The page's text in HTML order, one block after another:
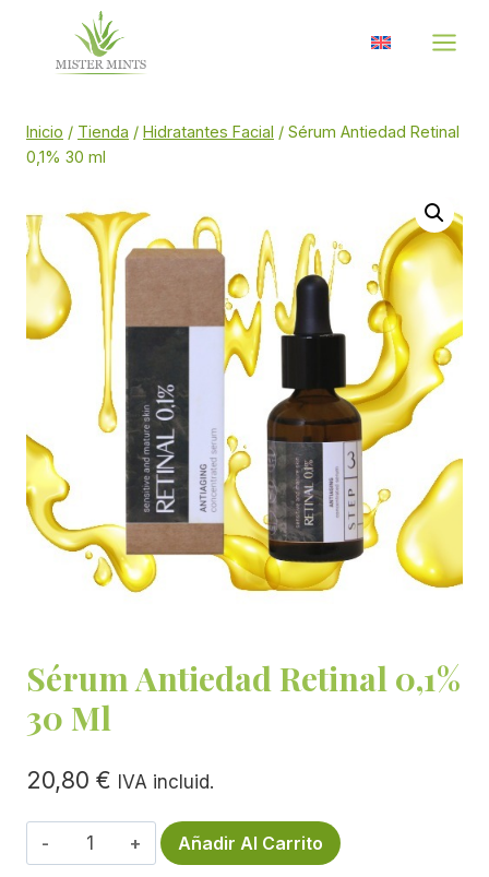
contenido
Inicio / Tienda / Hidratantes Facial / Sérum Antiedad Retinal
0,1% 30 ml
Sérum Antiedad Retinal 0,1%
30 Ml
20,80 € IVA incluid.
Sérum
Antiedad
Añadir Al Carrito